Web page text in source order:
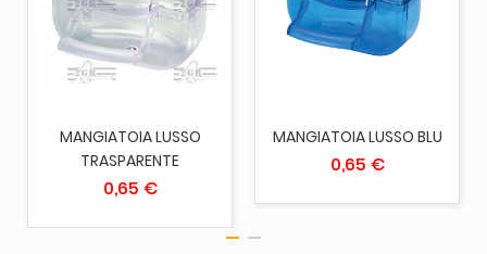
MANGIATOIA LUSSO
TRASPARENTE
0,65 €
MANGIATOIA LUSSO BLU
0,65 €